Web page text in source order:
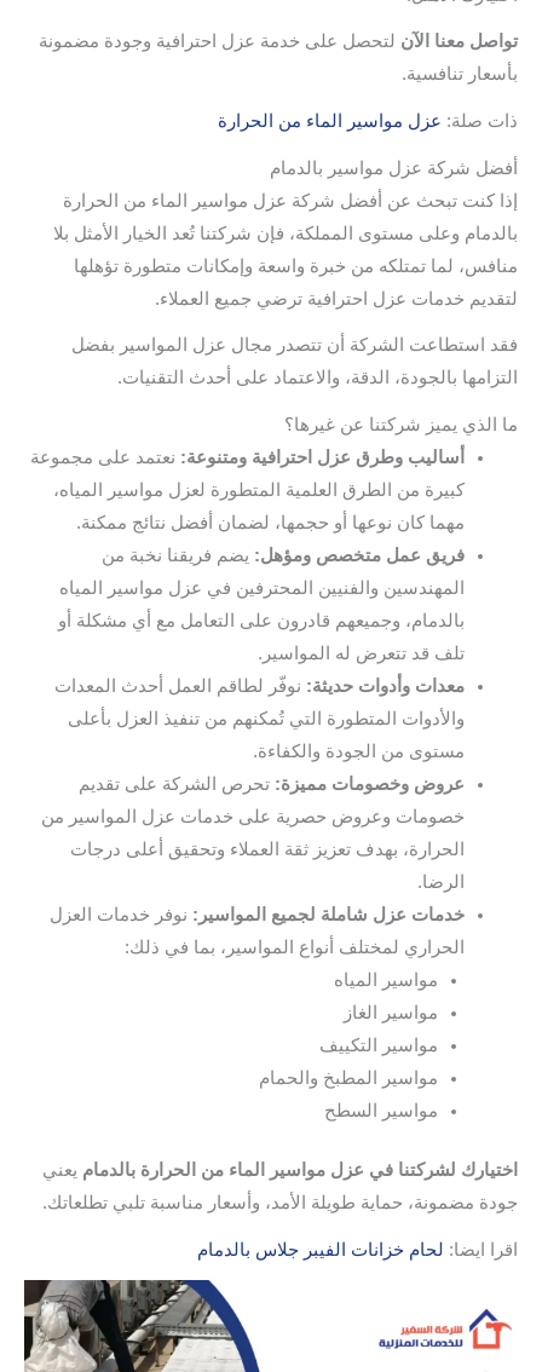
تواصل معنا الآن لتحصل على خدمة عزل احترافية وجودة مضمونة
بأسعار تنافسية.
ذات صلة: عزل مواسير الماء من الحرارة
أفضل شركة عزل مواسير بالدمام
إذا كنت تبحث عن أفضل شركة عزل مواسير الماء من الحرارة
بالدمام وعلى مستوى المملكة، فإن شركتنا تُعد الخيار الأمثل بلا
منافس، لما تمتلكه من خبرة واسعة وإمكانات متطورة تؤهلها
لتقديم خدمات عزل احترافية ترضي جميع العملاء.
فقد استطاعت الشركة أن تتصدر مجال عزل المواسير بفضل
التزامها بالجودة، الدقة، والاعتماد على أحدث التقنيات.
ما الذي يميز شركتنا عن غيرها؟
أساليب وطرق عزل احترافية ومتنوعة: نعتمد على مجموعة
كبيرة من الطرق العلمية المتطورة لعزل مواسير المياه،
مهما كان نوعها أو حجمها، لضمان أفضل نتائج ممكنة.
فريق عمل متخصص ومؤهل: يضم فريقنا نخبة من
المهندسين والفنيين المحترفين في عزل مواسير المياه
بالدمام، وجميعهم قادرون على التعامل مع أي مشكلة أو
تلف قد تتعرض له المواسير.
معدات وأدوات حديثة: نوفّر لطاقم العمل أحدث المعدات
والأدوات المتطورة التي تُمكنهم من تنفيذ العزل بأعلى
مستوى من الجودة والكفاءة.
عروض وخصومات مميزة: تحرص الشركة على تقديم
خصومات وعروض حصرية على خدمات عزل المواسير من
الحرارة، بهدف تعزيز ثقة العملاء وتحقيق أعلى درجات
الرضا.
خدمات عزل شاملة لجميع المواسير: نوفر خدمات العزل
الحراري لمختلف أنواع المواسير، بما في ذلك:
مواسير المياه
مواسير الغاز
مواسير التكييف
مواسير المطبخ والحمام
مواسير السطح
اختيارك لشركتنا في عزل مواسير الماء من الحرارة بالدمام يعني
جودة مضمونة، حماية طويلة الأمد، وأسعار مناسبة تلبي تطلعاتك.
اقرا ايضا: لحام خزانات الفيبر جلاس بالدمام